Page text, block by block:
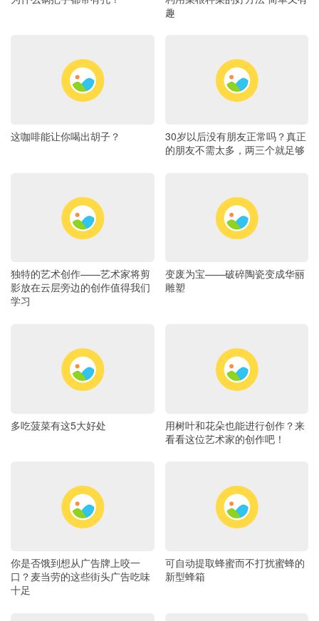
趣
这咖啡能让你喝出胡子？
30岁以后没有朋友正常吗？真正
的朋友不需太多，两三个就足够
独特的艺术创作——艺术家将剪
影放在云层旁边的创作值得我们
学习
变废为宝——破碎陶瓷变成华丽
雕塑
多吃菠菜有这5大好处
用树叶和花朵也能进行创作？来
看看这位艺术家的创作吧！
你是否饿到想从广告牌上咬一
口？麦当劳的这些街头广告吃味
十足
可自动提取蜂蜜而不打扰蜜蜂的
新型蜂箱